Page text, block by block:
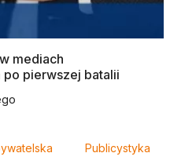
mediach
po pierwszej batalii
Publicystyka